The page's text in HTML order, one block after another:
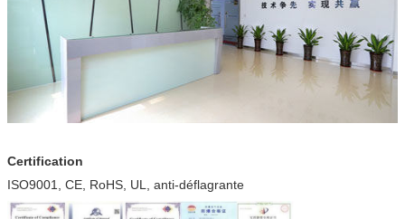
Certification
ISO9001, CE, RoHS, UL, anti-déflagrante